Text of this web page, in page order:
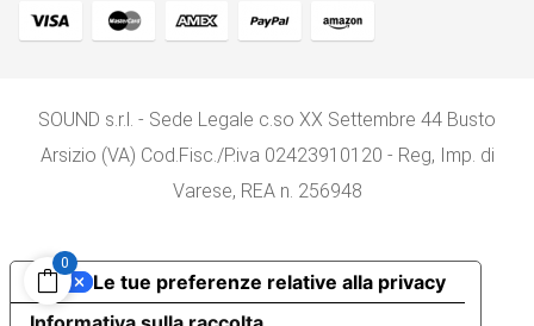
SOUND s.r.l. - Sede Legale c.so XX Settembre 44 Busto
Arsizio (VA) Cod.Fisc./P.iva 02423910120 - Reg, Imp. di
Varese, REA n. 256948
0
Le tue preferenze relative alla privacy